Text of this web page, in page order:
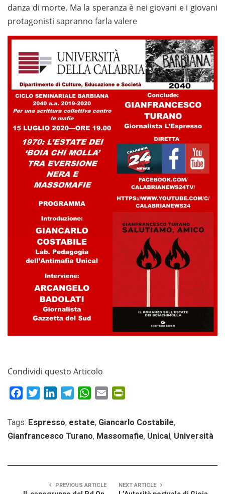
danza di morte. Ma la speranza è nei giovani e i giovani
protagonisti sapranno farla valere
Condividi questo Articolo
FacebookTwitterLinkedInTelegramWhatsApp
Email
Tags: Espresso, estate, Giancarlo Costabile,
Gianfrancesco Turano, Massomafie, Unical, Università
PREVIOUS ARTICLE NEXT ARTICLE